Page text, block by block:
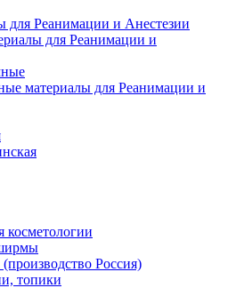
для Реанимации и Анестезии
для Реанимации и
материалы для Реанимации и
косметологии
(производство Россия)
топики